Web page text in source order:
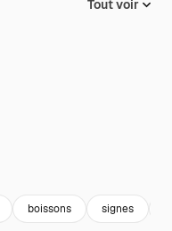
Tout voir
boissons signes